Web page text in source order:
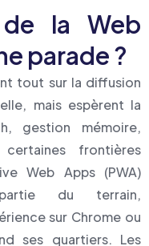
la Web
parade ?
tout sur la diffusion
mais espèrent la
gestion mémoire,
frontières
Web Apps (PWA)
du terrain,
sur Chrome ou
ses quartiers. Les